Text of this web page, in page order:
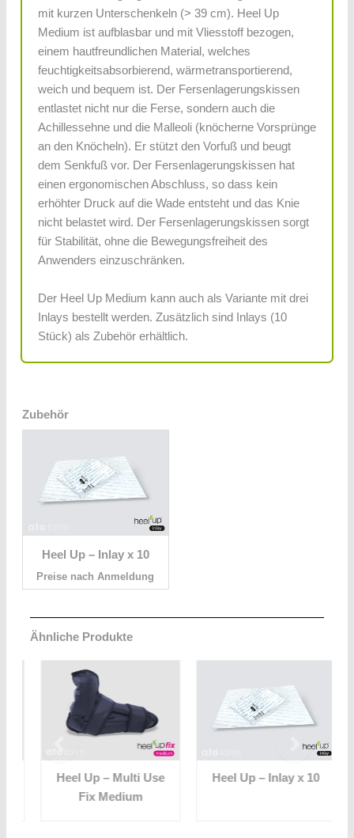
mit kurzen Unterschenkeln (> 39 cm). Heel Up
Medium ist aufblasbar und mit Vliesstoff bezogen,
einem hautfreundlichen Material, welches
feuchtigkeitsabsorbierend, wärmetransportierend,
weich und bequem ist. Der Fersenlagerungskissen
entlastet nicht nur die Ferse, sondern auch die
Achillessehne und die Malleoli (knöcherne Vorsprünge
an den Knöcheln). Er stützt den Vorfuß und beugt
dem Senkfuß vor. Der Fersenlagerungskissen hat
einen ergonomischen Abschluss, so dass kein
erhöhter Druck auf die Wade entsteht und das Knie
nicht belastet wird. Der Fersenlagerungskissen sorgt
für Stabilität, ohne die Bewegungsfreiheit des
Anwenders einzuschränken.
Der Heel Up Medium kann auch als Variante mit drei
Inlays bestellt werden. Zusätzlich sind Inlays (10
Stück) als Zubehör erhältlich.
Zubehör
Heel Up – Inlay x 10
Preise nach Anmeldung
Ähnliche Produkte
Heel Up – Multi Use
Fix Medium
Heel Up – Inlay x 10